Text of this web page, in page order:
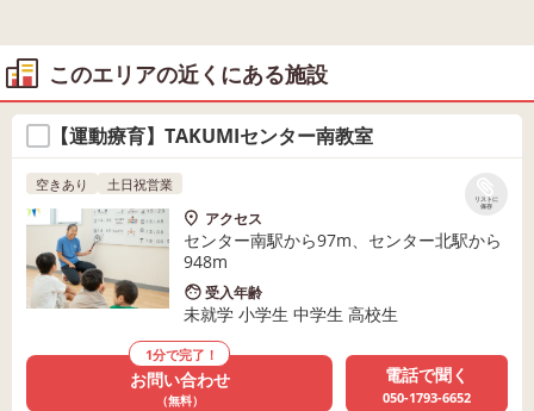
このエリアの近くにある施設
【運動療育】TAKUMIセンター南教室
リストに
保存
空きあり 土日祝営業
アクセス
センター南駅から97m、センター北駅から
948m
受入年齢
未就学 小学生 中学生 高校生
1分で完了！
お問い合わせ
（無料）
電話で聞く
050-1793-6652